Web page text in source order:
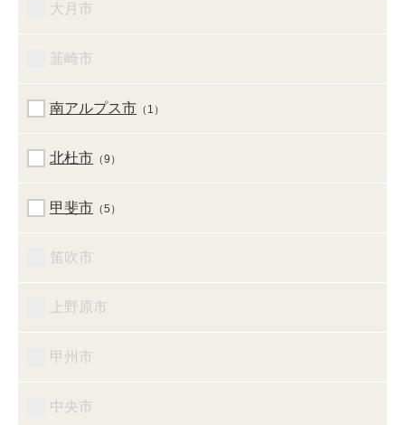
大月市
韮崎市
南アルプス市 （1）
北杜市 （9）
甲斐市 （5）
笛吹市
上野原市
甲州市
中央市